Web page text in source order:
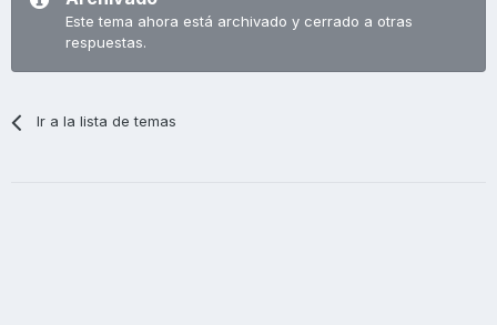
Este tema ahora está archivado y cerrado a otras
respuestas.
Ir a la lista de temas